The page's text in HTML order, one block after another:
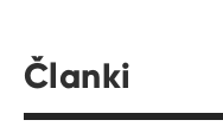
Članki